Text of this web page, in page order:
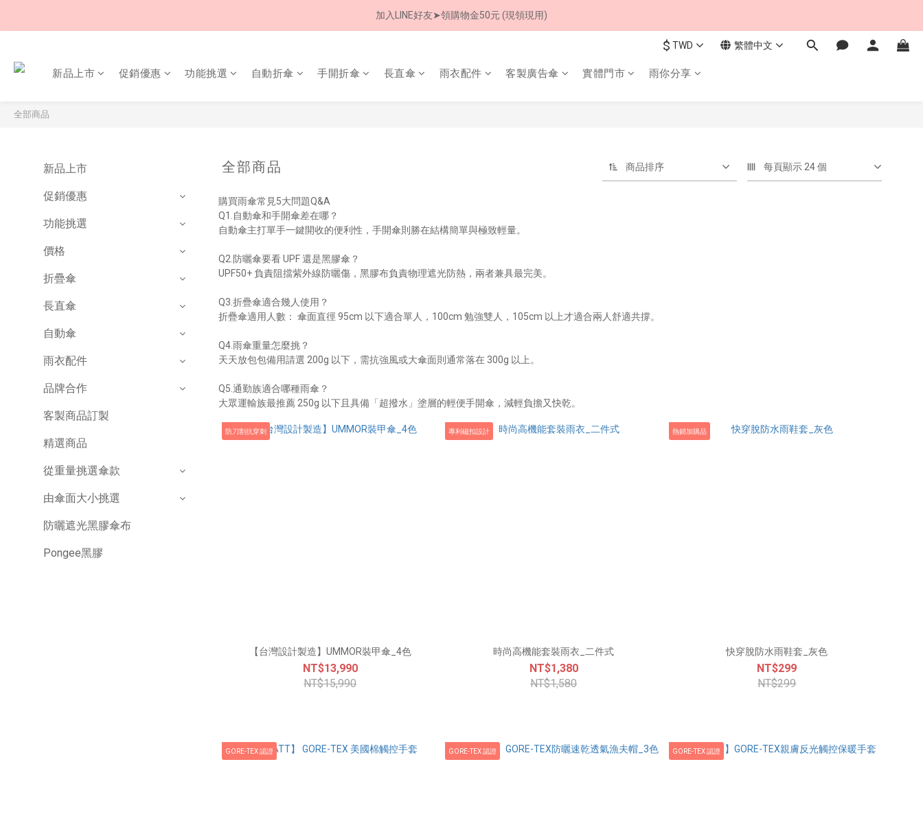
加入LINE好友➤領購物金50元 (現領現用)
加入LINE好友➤領購物金50元 (現領現用)
加入LINE好友➤領購物金50元 (現領現用)
$ TWD 繁體中文
新品上市 促銷優惠 功能挑選 自動折傘 手開折傘 長直傘 雨衣配件 客製廣告傘 實體門市 雨你分享
全部商品
新品上市
促銷優惠
功能挑選
價格
折疊傘
長直傘
自動傘
雨衣配件
品牌合作
客製商品訂製
精選商品
從重量挑選傘款
由傘面大小挑選
防曬遮光黑膠傘布
Pongee黑膠
全部商品 商品排序 每頁顯示 24 個
購買雨傘常見5大問題Q&A
Q1.自動傘和手開傘差在哪？
自動傘主打單手一鍵開收的便利性，手開傘則勝在結構簡單與極致輕量。
Q2.防曬傘要看 UPF 還是黑膠傘？
UPF50+ 負責阻擋紫外線防曬傷，黑膠布負責物理遮光防熱，兩者兼具最完美。
Q3.折疊傘適合幾人使用？
折疊傘適用人數： 傘面直徑 95cm 以下適合單人，100cm 勉強雙人，105cm 以上才適合兩人舒適共撐。
Q4.雨傘重量怎麼挑？
天天放包包備用請選 200g 以下，需抗強風或大傘面則通常落在 300g 以上。
Q5.通勤族適合哪種雨傘？
大眾運輸族最推薦 250g 以下且具備「超撥水」塗層的輕便手開傘，減輕負擔又快乾。
防刀割抗穿刺
【台灣設計製造】UMMOR裝甲傘_4色
NT$13,990
NT$15,990
專利磁扣設計
時尚高機能套裝雨衣_二件式
NT$1,380
NT$1,580
熱銷加購品
快穿脫防水雨鞋套_灰色
NT$299
NT$299
GORE-TEX 認證 GORE-TEX 認證 GORE-TEX 認證